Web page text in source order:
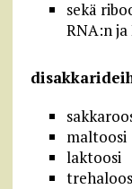
sekä
RNA:n
maltoosi
laktoosi